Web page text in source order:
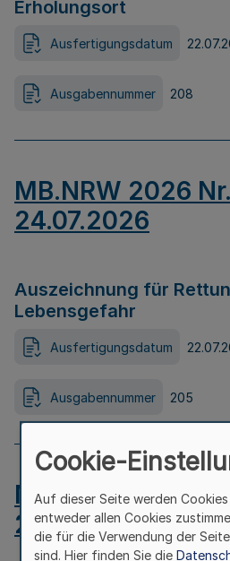
Erholungsort
Ausfertigungsdatum
Ausgabennummer 208
MB.NRW 2026
24.07.2026
Auszeichnung für
Lebensgefahr
Ausfertigungsdatum
Ausgabennummer 205
MB.NRW 2026
24.07.2026
Cookie-
Auf dieser Seite werden
entweder allen Cookies
die für die Verwendung der
sind. Hier finden Sie die